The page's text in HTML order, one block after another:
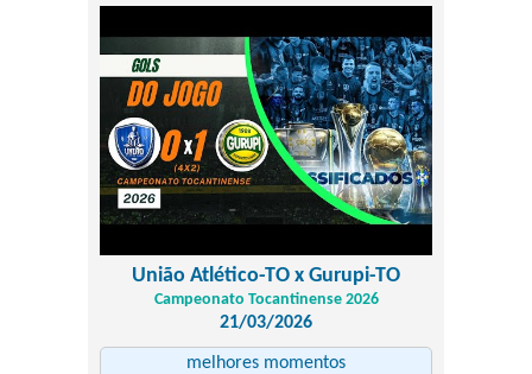
União Atlético-TO x Gurupi-TO
Campeonato Tocantinense 2026
21/03/2026
melhores momentos